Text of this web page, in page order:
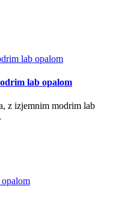
lab opalom
z izjemnim modrim lab